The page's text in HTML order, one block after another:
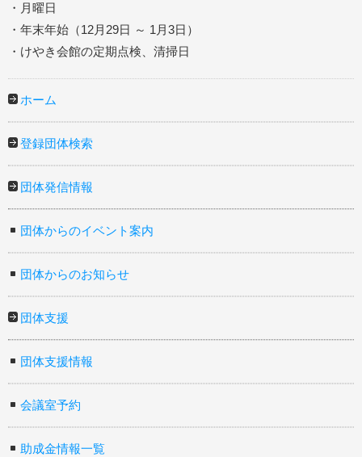
・月曜日
・年末年始（12月29日 ～ 1月3日）
・けやき会館の定期点検、清掃日
ホーム
登録団体検索
団体発信情報
団体からのイベント案内
団体からのお知らせ
団体支援
団体支援情報
会議室予約
助成金情報一覧